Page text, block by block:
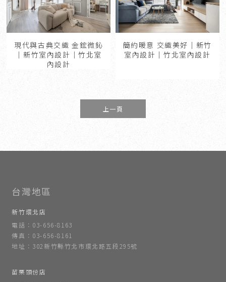
現代與古典交織 金鋐微鈊
｜新竹室內設計｜竹北室
內設計
簡約暖意 交織美好｜新竹
室內設計｜竹北室內設計
上一頁
新竹環北店
電話：03-656-8163
傳真：03-656-8161
地址：302新竹縣竹北市環北路五段295號
苗栗頭份店